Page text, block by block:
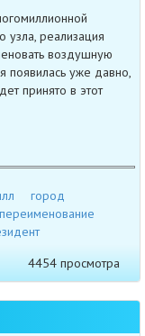
узла, реализация
воздушную
появилась уже давно,
принято в этот
город
переименование
4454 просмотра